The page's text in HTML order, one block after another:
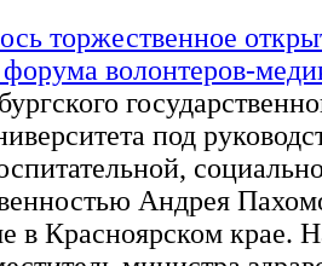
торжественное
волонтеров-
под
Андрея
в Красноярском крае.